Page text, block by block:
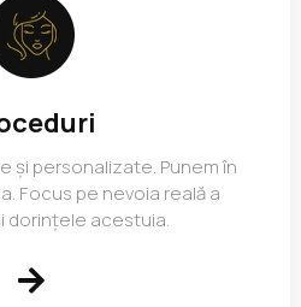
și personalizate. Punem în
Focus pe nevoia reală a
dorințele acestuia.